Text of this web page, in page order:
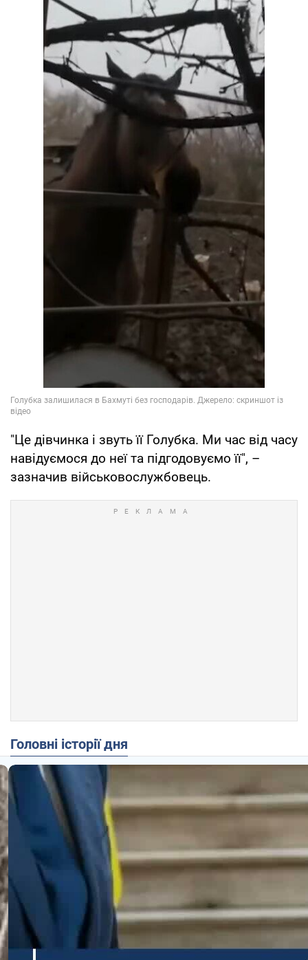
"Це дівчинка і звуть її Голубка. Ми час від часу
навідуємося до неї та підгодовуємо її", –
зазначив військовослужбовець.
Головні історії дня